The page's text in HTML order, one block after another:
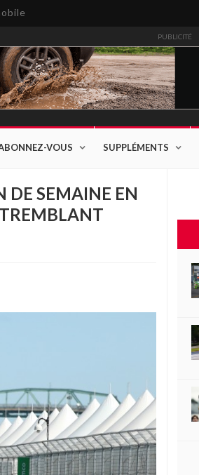
PUBLICITÉ
VOUS SUPPLÉMENTS
DE SEMAINE EN